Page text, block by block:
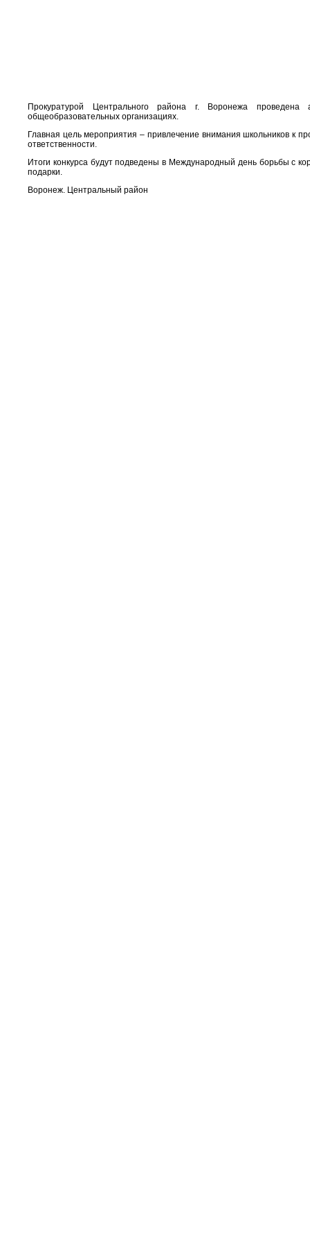
Прокуратурой Центрального района г. Воронежа
общеобразовательных организациях.
Главная цель мероприятия – привлечение внимания школьников к
ответственности.
Итоги конкурса будут подведены в Международный день борьбы с
подарки.
Воронеж. Центральный район